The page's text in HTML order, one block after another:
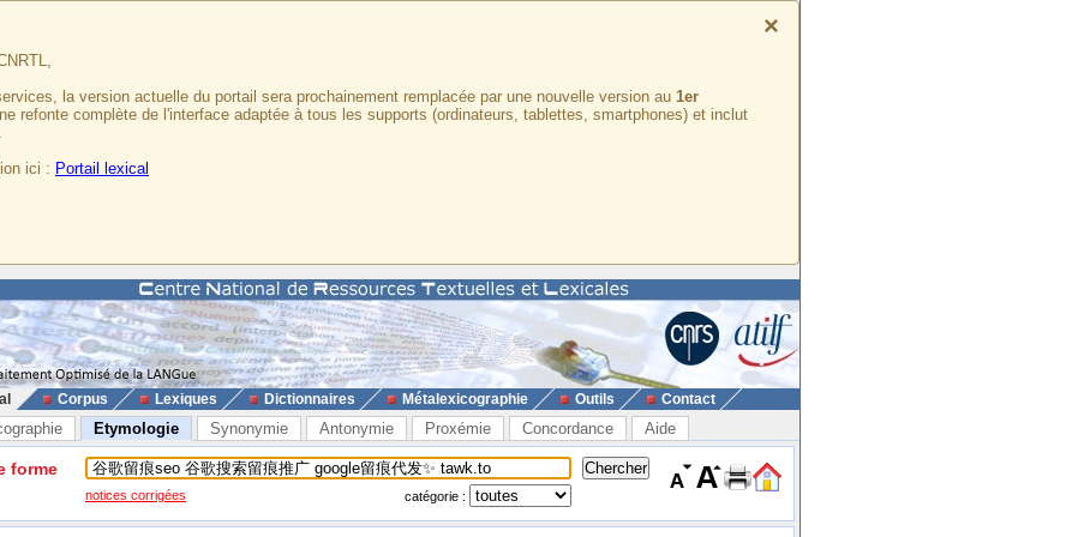
×
la version actuelle du portail sera prochainement remplacée par une nouvelle version au 1er
refonte complète de l'interface adaptée à tous les supports (ordinateurs, tablettes, smartphones) et inclut
ici : Portail lexical
Corpus Lexiques Dictionnaires Métalexicographie Outils Contact
Etymologie Synonymie Antonymie Proxémie Concordance Aide
forme
notices corrigées catégorie :